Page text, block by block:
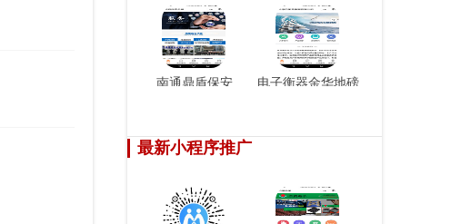
俱乐
南通鼎盾保安 电子衡器金华地磅
最新小程序推广